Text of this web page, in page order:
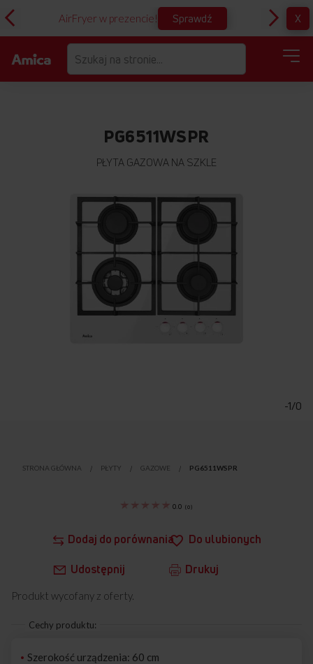
AirFryer w prezencie! Sprawdź X
PG6511WSPR
PŁYTA GAZOWA NA SZKLE
-1/0
STRONA GŁÓWNA PŁYTY GAZOWE PG6511WSPR
Dodaj do porównania Do ulubionych
Udostępnij Drukuj
0.0 (0)
Produkt wycofany z oferty.
Cechy produktu:
Szerokość urządzenia: 60 cm